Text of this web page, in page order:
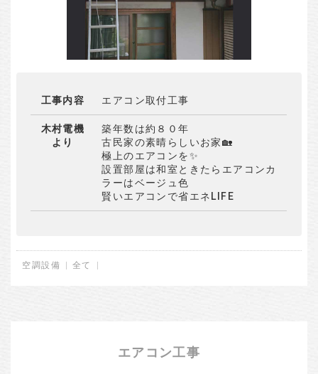
工事内容 エアコン取付工事
木村電機
より
築年数は約８０年
古民家の素晴らしいお家🏡
極上のエアコンを✨
設置部屋は和室ときたらエアコンカ
ラーはベージュ色
賢いエアコンで省エネLIFE
空調設備 全て
エアコン工事